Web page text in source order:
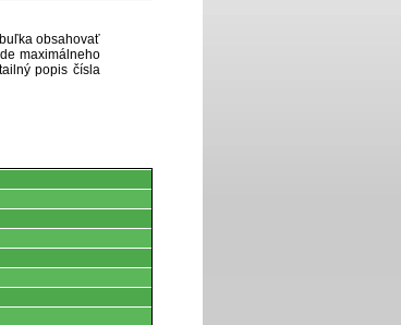
obsahovať
maximálneho
popis čísla